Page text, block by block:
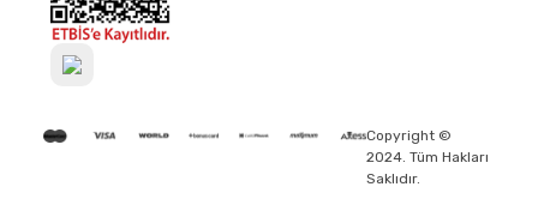
Copyright ©
2024. Tüm Hakları
Saklıdır.